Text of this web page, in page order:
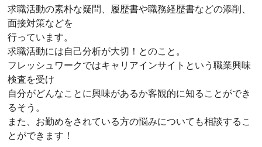
求職活動の素朴な疑問、履歴書や職務経歴書などの添削、
面接対策などを
行っています。
求職活動には自己分析が大切！とのこと。
フレッシュワークではキャリアインサイトという職業興味
検査を受け
自分がどんなことに興味があるか客観的に知ることができ
るそう。
また、お勤めをされている方の悩みについても相談するこ
とができます！